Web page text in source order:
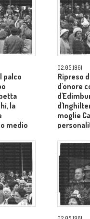
palco
la
medio
02.05.1961
Ripreso
d'onore
moglie